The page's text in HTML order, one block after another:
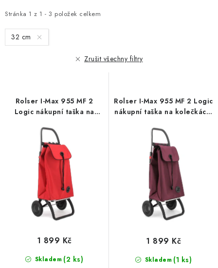
i
s
p
Stránka 1 z 1 - 3 položek celkem
e
n
í 32 cm
Zrušit všechny filtry
Rolser I-Max 955 MF 2
Logic nákupní taška na
Skladem (2 ks)
1 899 Kč
Rolser I-Max 955 MF 2 Logic
nákupní taška na kolečkách,
Skladem (1 ks)
1 899 Kč